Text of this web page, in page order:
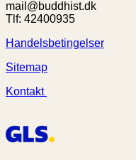
mail@buddhist.dk
Tlf: 42400935
Handelsbetingelser
Sitemap
Kontakt